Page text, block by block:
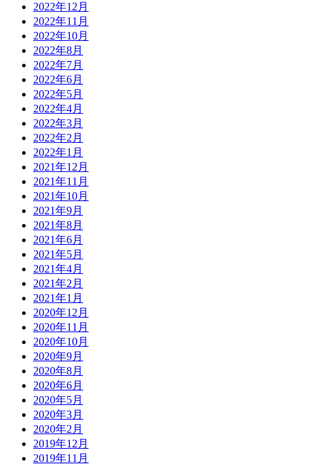
2022年12月
2022年11月
2022年10月
2022年8月
2022年7月
2022年6月
2022年5月
2022年4月
2022年3月
2022年2月
2022年1月
2021年12月
2021年11月
2021年10月
2021年9月
2021年8月
2021年6月
2021年5月
2021年4月
2021年2月
2021年1月
2020年12月
2020年11月
2020年10月
2020年9月
2020年8月
2020年6月
2020年5月
2020年3月
2020年2月
2019年12月
2019年11月